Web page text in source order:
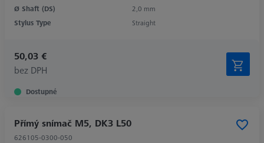
Ø Shaft (DS)
2,0 mm
Stylus Type
Straight
50,03 €
bez DPH
Dostupné
Přímý snímač M5, DK3 L50
626105-0300-050